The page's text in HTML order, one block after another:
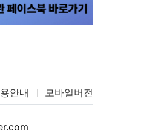
안내 모바일버전